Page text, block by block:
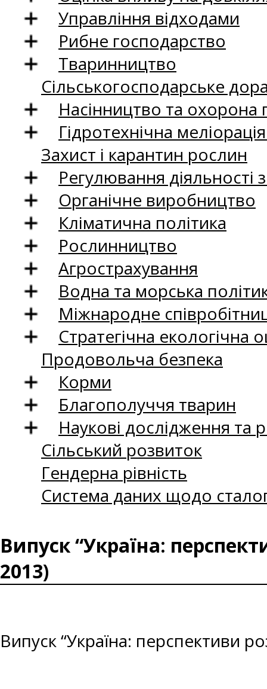
Управління відходами
Рибне господарство
Тваринництво
Сільськогосподарське
Насінництво та
Гідротехнічна
Захист і карантин рослин
Регулювання
Органічне виробництво
Кліматична політика
Рослинництво
Агрострахування
Водна та морська
Міжнародне
Стратегічна екологічна
Продовольча безпека
Корми
Благополуччя тварин
Наукові дослідження та
Сільський розвиток
Гендерна рівність
Система даних щодо
Випуск “Україна:
2013)
Випуск “Україна: перспективи